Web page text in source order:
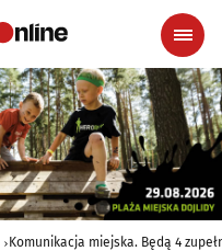
Komunikacja miejska. Będą 4